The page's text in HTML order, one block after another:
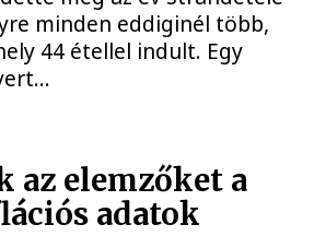
minden eddiginél több,
44 étellel indult. Egy
az elemzőket a
adatok